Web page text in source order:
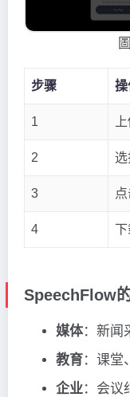
步骤 操
1
2
3
4
SpeechFlow
媒体：新闻
教育：课堂
企业：会议